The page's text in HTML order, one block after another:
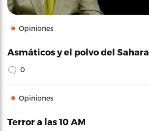
Opiniones
Asmáticos y el polvo del Sahara
0
Opiniones
Terror a las 10 AM